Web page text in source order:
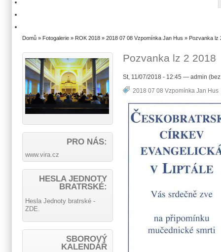
Domů » Fotogalerie » ROK 2018 » 2018 07 08 Vzpomínka Jan Hus » Pozvanka lz
Pozvanka lz 2 2018
St, 11/07/2018 - 12:45 — admin
2018 07 08 Vzpomínka Jan Hus
PRO NÁS:
www.vira.cz
HESLA JEDNOTY
BRATRSKÉ:
Hesla Jednoty bratrské -
ZDE.
SBOROVÝ
KALENDÁŘ